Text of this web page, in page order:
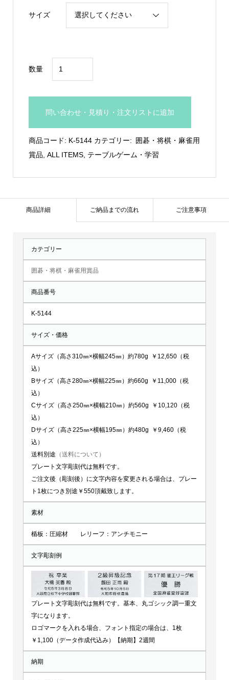
サイズ
数量
碁
5144
問い合わせ・見積り・注文リストに追加
商品コード: K-5144 カテゴリー: 囲碁・将棋・麻雀用
賞品 ALL ITEMS, テーブルゲーム・学習
商品詳細 ご納品までの流れ ご注意事項
カテゴリー
囲碁・将棋・麻雀用賞品
商品番号
K-5144
サイズ・価格
Aサイズ（高さ310㎜×横幅245㎜）約780g ￥12,650（税
込）
Bサイズ（高さ280㎜×横幅225㎜）約660g ￥11,000（税
込）
Cサイズ（高さ250㎜×横幅210㎜）約560g ￥10,120（税
込）
Dサイズ（高さ225㎜×横幅195㎜）約480g ￥9,460（税
込）
送料別途 （送料について）
プレート文字彫刻代は無料です。
ご注文後（彫刻後）に文字内容を変更される場合は、プレー
ト1枚につき別途￥550頂戴致します。
素材
楯板：圧縮材 レリーフ：アンチモニー
文字彫刻例
プレート文字彫刻代は無料です。基本、丸ゴシック調一重文
字になります。
ロゴマークを入れる場合、フォント指定の場合は、1枚
￥1,100（データ作成代込み）【納期】2週間
納期